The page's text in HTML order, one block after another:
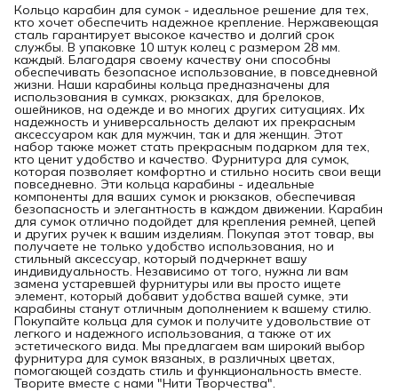
Кольцо карабин для сумок - идеальное решение для тех,
кто хочет обеспечить надежное крепление. Нержавеющая
сталь гарантирует высокое качество и долгий срок
службы. В упаковке 10 штук колец с размером 28 мм.
каждый. Благодаря своему качеству они способны
обеспечивать безопасное использование, в повседневной
жизни. Наши карабины кольца предназначены для
использования в сумках, рюкзаках, для брелоков,
ошейников, на одежде и во многих других ситуациях. Их
надежность и универсальность делают их прекрасным
аксессуаром как для мужчин, так и для женщин. Этот
набор также может стать прекрасным подарком для тех,
кто ценит удобство и качество. Фурнитура для сумок,
которая позволяет комфортно и стильно носить свои вещи
повседневно. Эти кольца карабины - идеальные
компоненты для ваших сумок и рюкзаков, обеспечивая
безопасность и элегантность в каждом движении. Карабин
для сумок отлично подойдет для крепления ремней, цепей
и других ручек к вашим изделиям. Покупая этот товар, вы
получаете не только удобство использования, но и
стильный аксессуар, который подчеркнет вашу
индивидуальность. Независимо от того, нужна ли вам
замена устаревшей фурнитуры или вы просто ищете
элемент, который добавит удобства вашей сумке, эти
карабины станут отличным дополнением к вашему стилю.
Покупайте кольца для сумок и получите удовольствие от
легкого и надежного использования, а также от их
эстетического вида. Мы предлагаем вам широкий выбор
фурнитура для сумок вязаных, в различных цветах,
помогающей создать стиль и функциональность вместе.
Творите вместе с нами "Нити Творчества".